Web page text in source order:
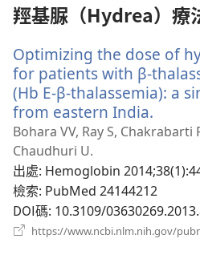
羥基脲（Hydrea）療
Optimizing the dose of
for patients with β-
(Hb E-β-thalassemia): a
from eastern India.
啟
視
窗）
Bohara VV, Ray S, Chakrabarti
Chaudhuri U.
出處‎: Hemoglobin
檢索‎: PubMed 24144212
DOI碼‎: 10.3109/
https://www.ncbi.nlm.nih.gov/